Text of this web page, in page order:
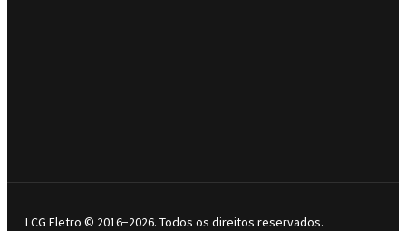
LCG Eletro © 2016−2026. Todos os direitos reservados.